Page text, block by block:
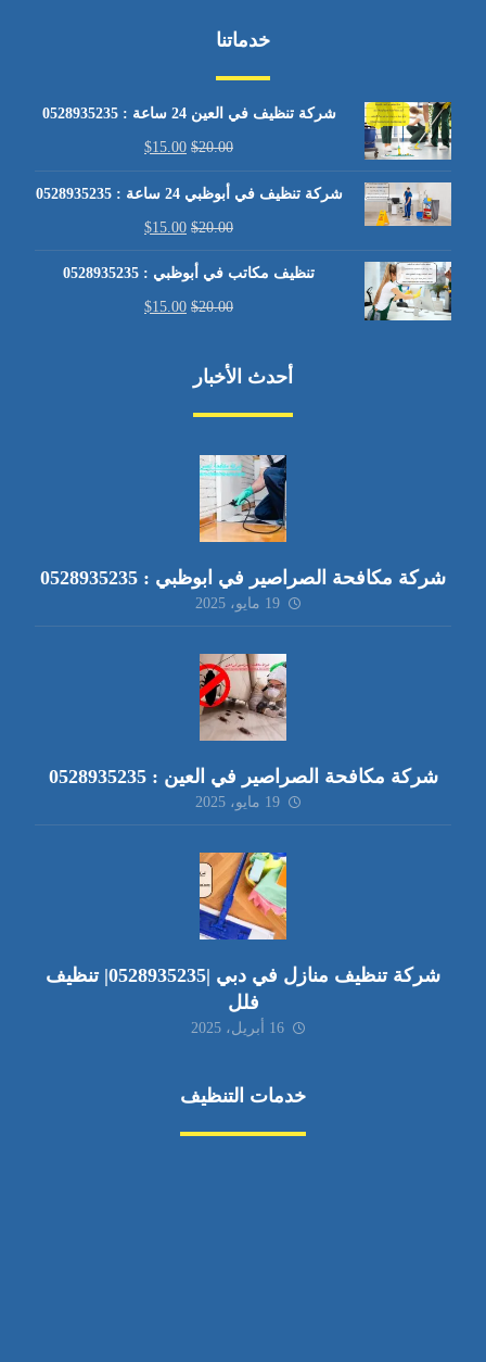
خدماتنا
شركة تنظيف في العين 24 ساعة : 0528935235
$20.00
$15.00
شركة تنظيف في أبوظبي 24 ساعة : 0528935235
$20.00
$15.00
تنظيف مكاتب في أبوظبي : 0528935235
$20.00
$15.00
أحدث الأخبار
شركة مكافحة الصراصير في ابوظبي : 0528935235
19 مايو، 2025
شركة مكافحة الصراصير في العين : 0528935235
19 مايو، 2025
شركة تنظيف منازل في دبي |0528935235| تنظيف
فلل
16 أبريل، 2025
خدمات التنظيف